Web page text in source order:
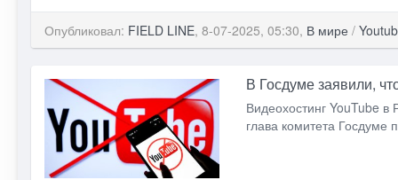
Опубликовал: FIELD LINE, 8-07-2025, 05:30, В мире /
В Госдуме заявили,
Видеохостинг YouTube
глава комитета